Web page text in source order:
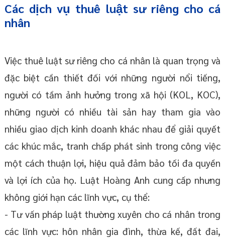
Các dịch vụ thuê luật sư riêng cho cá
nhân
Việc thuê luật sư riêng cho cá nhân là quan trọng và
đặc biệt cần thiết đối với những người nổi tiếng,
người có tầm ảnh hưởng trong xã hội (KOL, KOC),
những người có nhiều tài sản hay tham gia vào
nhiều giao dịch kinh doanh khác nhau để giải quyết
các khúc mắc, tranh chấp phát sinh trong công việc
một cách thuận lợi, hiệu quả đảm bảo tối đa quyền
và lợi ích của họ. Luật Hoàng Anh cung cấp nhưng
không giới hạn các lĩnh vực, cụ thể:
- Tư vấn pháp luật thường xuyên cho cá nhân trong
các lĩnh vực: hôn nhân gia đình, thừa kế, đất đai,